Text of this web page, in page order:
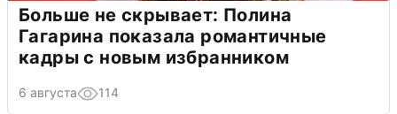
Больше не скрывает: Полина
Гагарина показала романтичные
кадры с новым избранником
6 августа 114